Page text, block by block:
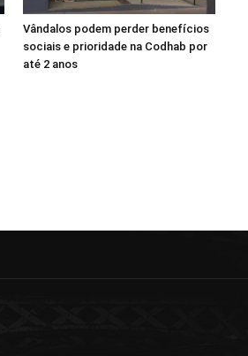
Vândalos podem perder benefícios
sociais e prioridade na Codhab por
até 2 anos